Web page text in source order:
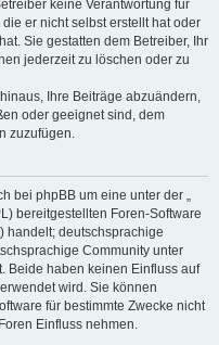
keine Verantwortung für
er nicht selbst erstellt hat oder
Sie gestatten dem Betreiber, Ihr
jederzeit zu löschen oder zu
Ihre Beiträge abzuändern,
oder geeignet sind, dem
zuzufügen.
bei phpBB um eine unter der „
bereitgestellten Foren-Software
handelt; deutschsprachige
Community unter
Beide haben keinen Einfluss auf
wird. Sie können
für bestimmte Zwecke nicht
Einfluss nehmen.